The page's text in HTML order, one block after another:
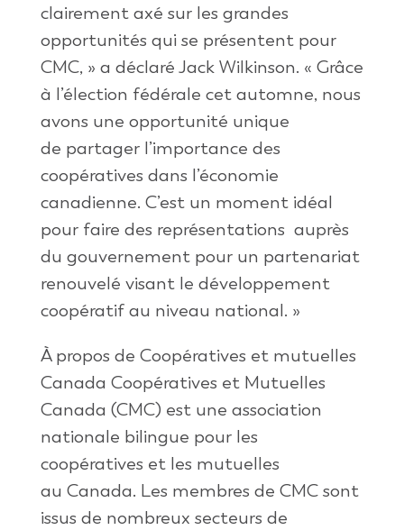
clairement axé sur les grandes
opportunités qui se présentent pour
CMC, » a déclaré Jack Wilkinson. « Grâce
à l’élection fédérale cet automne, nous
avons une opportunité unique
de partager l’importance des
coopératives dans l’économie
canadienne. C’est un moment idéal
pour faire des représentations auprès
du gouvernement pour un partenariat
renouvelé visant le développement
coopératif au niveau national. »
À propos de Coopératives et mutuelles
Canada Coopératives et Mutuelles
Canada (CMC) est une association
nationale bilingue pour les
coopératives et les mutuelles
au Canada. Les membres de CMC sont
issus de nombreux secteurs de